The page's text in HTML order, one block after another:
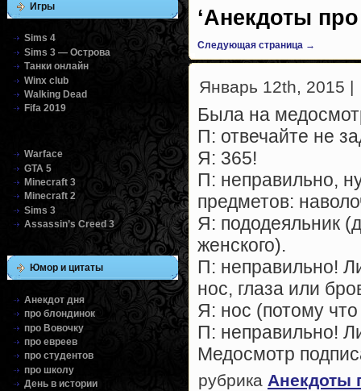
‘Анекдоты
Следующая страница →
Январь 12th, 2015 |
Была на
П: отвечайте не
Я: 365!
П: неправильно,
предметов:
Я: пододеяльник
женского).
П: неправильно!
нос, глаза или
Я: нос (потому
П: неправильно!
Медосмотр
рубрика Анекдоты
Игры
Sims 4
Sims 3 — Острова
Танки онлайн
Winx club
Walking Dead
Fifa 2019
Warface
GTA 5
Minecraft 3
Minecraft 2
Sims 3
Assassin’s Creed 3
Юмор и цитаты
Анекдот дня
про блондинок
про Вовочку
про евреев
про студентов
про школу
День в истории